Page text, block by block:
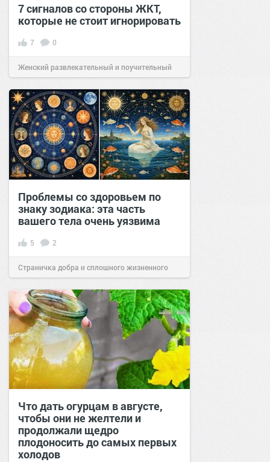
7 сигналов со стороны ЖКТ,
которые не стоит игнорировать
7 0
Женский развлекательный и поучительный
сайт.22:2705 июн 2026
Проблемы со здоровьем по
знаку зодиака: эта часть
вашего тела очень уязвима
5 2
Страничка добра и сплошного жизненного
позитива!08:3802 июл 2026
Что дать огурцам в августе,
чтобы они не желтели и
продолжали щедро
плодоносить до самых первых
холодов